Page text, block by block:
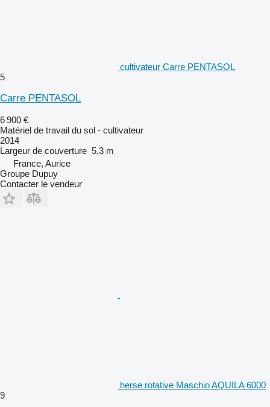
cultivateur Carre PENTASOL
5
Carre PENTASOL
6 900 €
Matériel de travail du sol - cultivateur
2014
Largeur de couverture 5,3 m
France, Aurice
Groupe Dupuy
Contacter le vendeur
herse rotative Maschio AQUILA 6000
9